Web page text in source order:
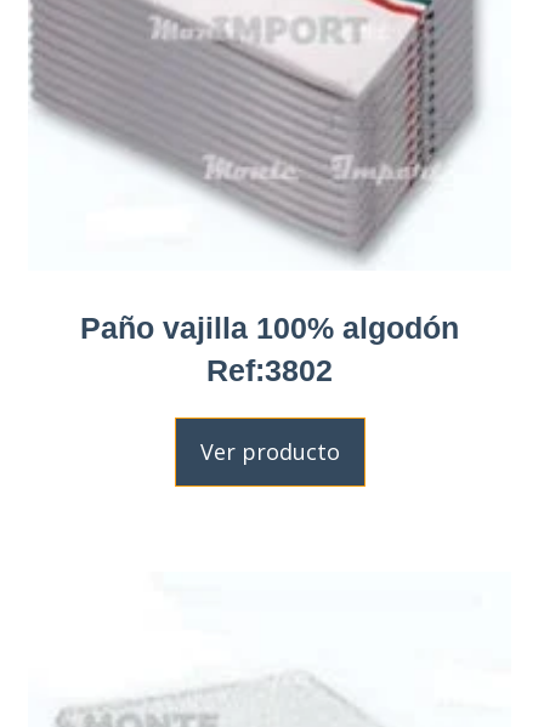
Paño vajilla 100% algodón
Ref:3802
Ver producto